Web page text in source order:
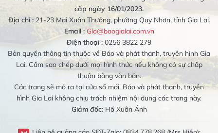
cấp ngày 16/01/2023.
Địa chỉ :21-23 Mai Xuân Thưởng, phường Quy Nhơn, tỉnh Gia Lai.
Email : Glo@baogialai.com.vn
Điện thoại : 0256 3822 279
Bản quyền thông tin thuộc về Báo và phát thanh, truyền hình Gia
Lai. Cấm sao chép dưới mọi hình thức nếu không có sự chấp
thuận bằng văn bản.
Các trang sẽ mở ra tại cửa sổ mới. Báo và phát thanh, truyền
hình Gia Lai không chịu trách nhiệm nội dung các trang này.
Giám đốc:Hồ Xuân Ánh